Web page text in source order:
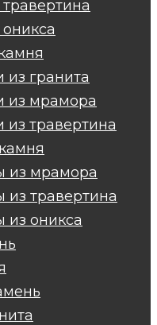
из гранита
из мрамора
травертина
из мрамора
из травертина
из оникса